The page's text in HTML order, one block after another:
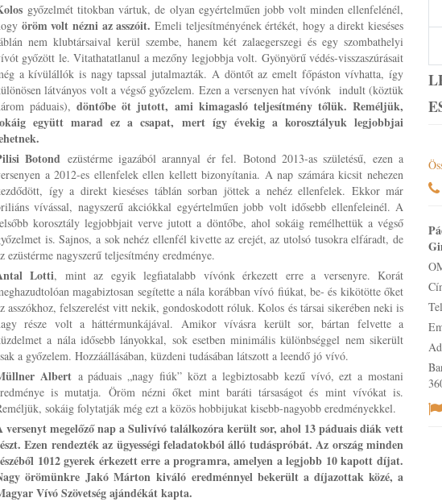
győzelmét titokban vártuk, de olyan egyértelműen jobb volt minden ellenfelénél,
öröm volt nézni az asszóit. Emeli teljesítményének értékét, hogy a direkt kieséses
nem klubtársaival kerül szembe, hanem két zalaegerszegi és egy szombathelyi
győzött le. Vitathatatlanul a mezőny legjobbja volt. Gyönyörű védés-visszaszúrásait
a kívülállók is nagy tapssal jutalmazták. A döntőt az emelt főpáston vívhatta, így
látványos volt a végső győzelem. Ezen a versenyen hat vívónk indult (köztük
páduais),döntőbe öt jutott, ami kimagasló teljesítmény tőlük. Reméljük,
együtt marad ez a csapat, mert így évekig a korosztályuk legjobbjai
Botond ezüstérme igazából arannyal ér fel. Botond 2013-as születésű, ezen a
a 2012-es ellenfelek ellen kellett bizonyítania. A nap számára kicsit nehezen
így a direkt kieséses táblán sorban jöttek a nehéz ellenfelek. Ekkor már
vívással, nagyszerű akciókkal egyértelműen jobb volt idősebb ellenfeleinél. A
korosztály legjobbjait verve jutott a döntőbe, ahol sokáig remélhettük a végső
is. Sajnos, a sok nehéz ellenfél kivette az erejét, az utolsó tusokra elfáradt, de
ezüstérme nagyszerű teljesítmény eredménye.
Lotti, mint az egyik legfiatalabb vívónk érkezett erre a versenyre. Korát
magabiztosan segítette a nála korábban vívó fiúkat, be- és kikötötte őket
asszókhoz, felszerelést vitt nekik, gondoskodott róluk. Kolos és társai sikerében neki is
része volt a háttérmunkájával. Amikor vívásra került sor, bártan felvette a
a nála idősebb lányokkal, sok esetben minimális különbséggel nem sikerült
a győzelem. Hozzáállásában, küzdeni tudásában látszott a leendő jó vívó.
Albert a páduais „nagy fiúk” közt a legbiztosabb kezű vívó, ezt a mostani
is mutatja. Öröm nézni őket mint baráti társaságot és mint vívókat is.
sokáig folytatják még ezt a közös hobbijukat kisebb-nagyobb eredményekkel.
versenyt megelőző nap a Sulivívó találkozóra került sor, ahol 13 páduais diák vett
Ezen rendezték az ügyességi feladatokból álló tudáspróbát. Az ország minden
1012 gyerek érkezett erre a programra, amelyen a legjobb 10 kapott díjat.
örömünkre Jakó Márton kiváló eredménnyel bekerült a díjazottak közé, a
Vívó Szövetség ajándékát kapta.